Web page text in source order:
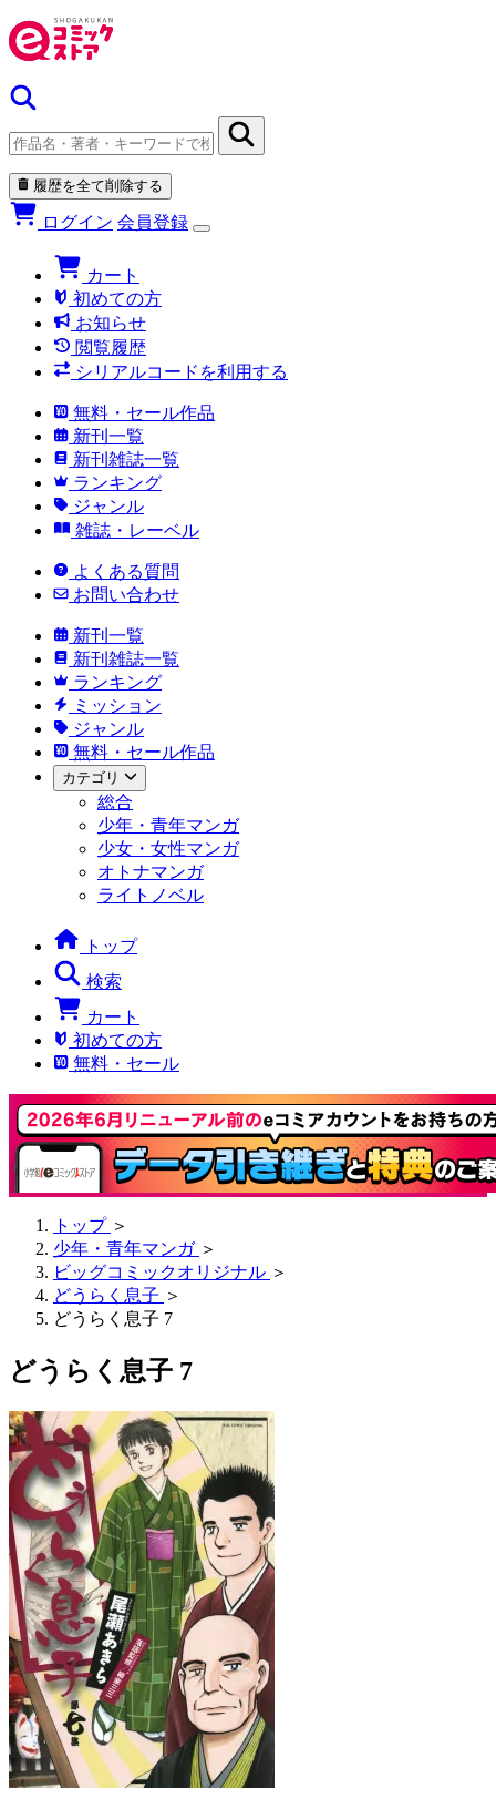
履歴を全て削除する
ログイン 会員登録
カート
初めての方
お知らせ
閲覧履歴
シリアルコードを利用する
無料・セール作品
新刊一覧
新刊雑誌一覧
ランキング
ジャンル
雑誌・レーベル
よくある質問
お問い合わせ
新刊一覧
新刊雑誌一覧
ランキング
ミッション
ジャンル
無料・セール作品
カテゴリ
総合
少年・青年マンガ
少女・女性マンガ
オトナマンガ
ライトノベル
トップ
検索
カート
初めての方
無料・セール
トップ ＞
少年・青年マンガ ＞
ビッグコミックオリジナル ＞
どうらく息子 ＞
どうらく息子 7
どうらく息子 7